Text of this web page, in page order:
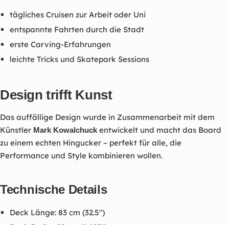
tägliches Cruisen zur Arbeit oder Uni
entspannte Fahrten durch die Stadt
erste Carving-Erfahrungen
leichte Tricks und Skatepark Sessions
Design trifft Kunst
Das auffällige Design wurde in Zusammenarbeit mit dem
Künstler Mark Kowalchuck entwickelt und macht das Board
zu einem echten Hingucker – perfekt für alle, die
Performance und Style kombinieren wollen.
Technische Details
Deck Länge: 83 cm (32.5")